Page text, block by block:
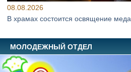
08.08.2026
В храмах состоится освящение меда
МОЛОДЕЖНЫЙ ОТДЕЛ